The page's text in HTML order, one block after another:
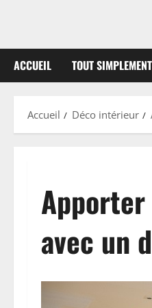
ACCUEIL TOUT SIMPLEMENT
Accueil Déco intérieur
avec un